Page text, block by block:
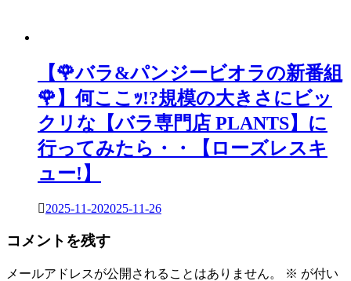
【🌹バラ&パンジービオラの新番組
🌹】何ここｯ!?規模の大きさにビッ
クリな【バラ専門店 PLANTS】に
行ってみたら・・【ローズレスキ
ュー!】
2025-11-202025-11-26
コメントを残す
メールアドレスが公開されることはありません。 ※ が付い